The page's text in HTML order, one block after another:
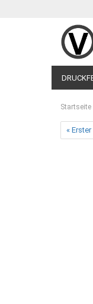
Startseite
« Erster